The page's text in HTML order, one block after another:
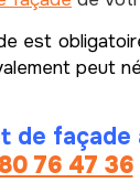
est
peut
de façade
76 47 36